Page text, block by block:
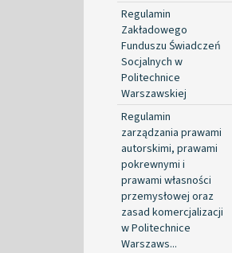
Regulamin
Zakładowego
Funduszu Świadczeń
Socjalnych w
Politechnice
Warszawskiej
Regulamin
zarządzania prawami
autorskimi, prawami
pokrewnymi i
prawami własności
przemysłowej oraz
zasad komercjalizacji
w Politechnice
Warszaws...